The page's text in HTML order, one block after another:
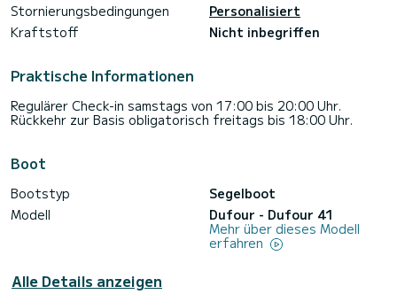
Stornierungsbedingungen
Personalisiert
Kraftstoff
Nicht inbegriffen
Praktische Informationen
Regulärer Check-in samstags von 17:00 bis 20:00 Uhr.
Rückkehr zur Basis obligatorisch freitags bis 18:00 Uhr.
Boot
Bootstyp
Segelboot
Modell
Dufour - Dufour 41
Mehr über dieses Modell
erfahren
Alle Details anzeigen